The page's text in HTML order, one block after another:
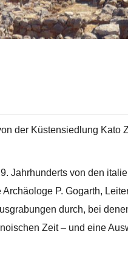
der Küstensiedlung Kato
Jahrhunderts von den
P. Gogarth,
durch, bei
Zeit – und eine